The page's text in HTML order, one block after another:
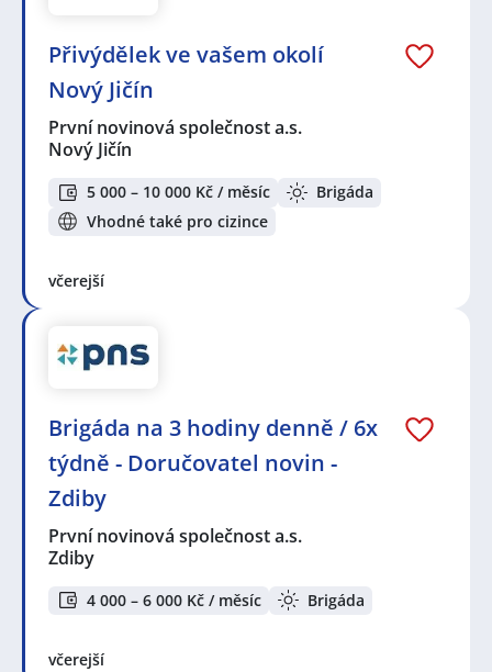
Přivýdělek ve vašem okolí
Nový Jičín
První novinová společnost a.s.
Nový Jičín
5 000 – 10 000 Kč / měsíc
Brigáda
Vhodné také pro cizince
včerejší
Brigáda na 3 hodiny denně / 6x
týdně - Doručovatel novin -
Zdiby
První novinová společnost a.s.
Zdiby
4 000 – 6 000 Kč / měsíc Brigáda
včerejší